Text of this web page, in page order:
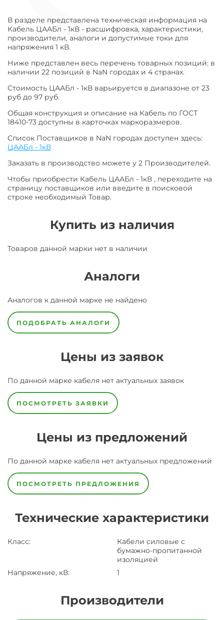
В разделе представлена техническая информация на
Кабель ЦААБл - 1кВ - расшифровка, характеристики,
производители, аналоги и допустимые токи для
напряжения 1 кВ.
Ниже представлен весь перечень товарных позиций: в
наличии 22 позиций в NaN городах и 4 странах.
Стоимость ЦААБл - 1кВ варьируется в диапазоне от 23
руб до 97 руб.
Общая конструкция и описание на Кабель по ГОСТ
18410-73 доступны в карточках маркоразмеров.
Список Поставщиков в NaN городах доступен здесь:
ЦААБл - 1кВ
Заказать в производство можете у 2 Производителей.
Чтобы приобрести Кабель ЦААБл - 1кВ , переходите на
страницу поставщиков или введите в поисковой
строке необходимый Товар.
Купить из наличия
Товаров данной марки нет в наличии
Аналоги
Аналогов к данной марке не найдено
ПОДОБРАТЬ АНАЛОГИ
Цены из заявок
По данной марке кабеля нет актуальных заявок
ПОСМОТРЕТЬ ЗАЯВКИ
Цены из предложений
По данной марке кабеля нет актуальных предложений
ПОСМОТРЕТЬ ПРЕДЛОЖЕНИЯ
Технические характеристики
Класс:
Кабели силовые с
бумажно-пропитанной
изоляцией
Напряжение, кВ: 1
Производители